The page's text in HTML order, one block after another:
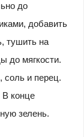
до
добавить
тушить на
до мягкости.
соль и перец.
В конце
зелень.